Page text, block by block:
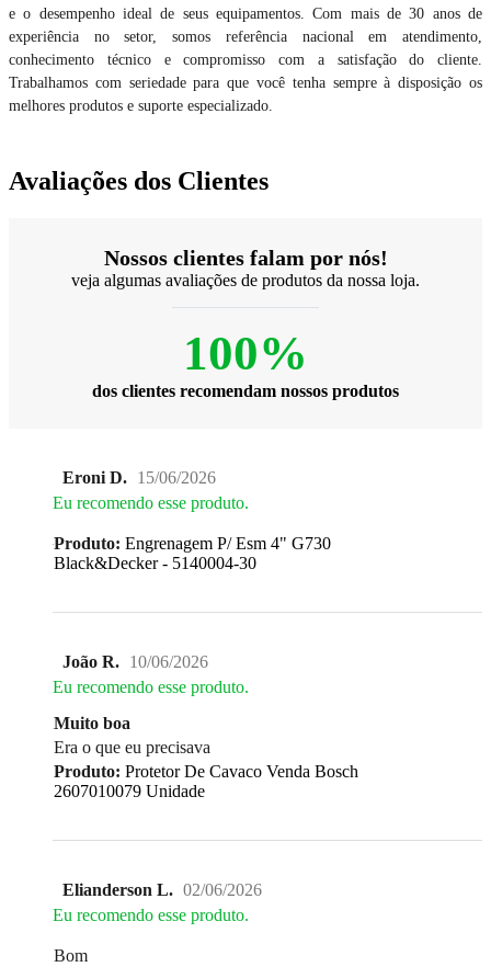
e o desempenho ideal de seus equipamentos. Com mais de 30 anos de
experiência no setor, somos referência nacional em atendimento,
conhecimento técnico e compromisso com a satisfação do cliente.
Trabalhamos com seriedade para que você tenha sempre à disposição os
melhores produtos e suporte especializado.
Avaliações dos Clientes
Nossos clientes falam por nós!
veja algumas avaliações de produtos da nossa loja.
100%
dos clientes recomendam nossos produtos
Eroni D. 15/06/2026
Eu recomendo esse produto.
Produto: Engrenagem P/ Esm 4" G730
Black&Decker - 5140004-30
João R. 10/06/2026
Eu recomendo esse produto.
Muito boa
Era o que eu precisava
Produto: Protetor De Cavaco Venda Bosch
2607010079 Unidade
Elianderson L. 02/06/2026
Eu recomendo esse produto.
Bom